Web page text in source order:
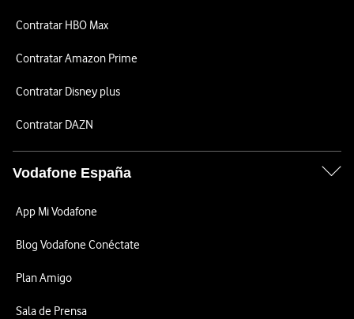
Contratar HBO Max
Contratar Amazon Prime
Contratar Disney plus
Contratar DAZN
Vodafone España
App Mi Vodafone
Blog Vodafone Conéctate
Plan Amigo
Sala de Prensa